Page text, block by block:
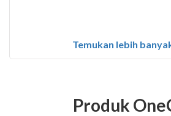
Temukan lebih
Produk